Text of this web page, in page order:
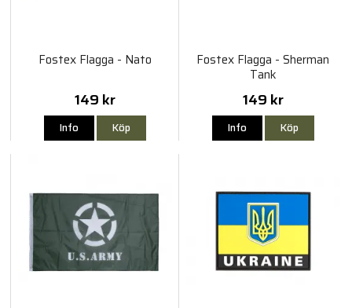
Fostex Flagga - Nato
149 kr
Info Köp
Fostex Flagga - Sherman
Tank
149 kr
Info Köp